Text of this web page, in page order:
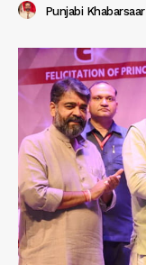
Punjabi Khabarsaar